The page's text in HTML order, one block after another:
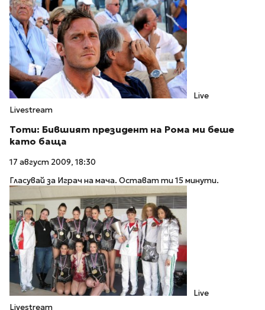
Live
Livestream
Тоти: Бившият президент на Рома ми беше
като баща
17 август 2009, 18:30
Гласувай за Играч на мача. Остават ти 15 минути.
Live
Livestream